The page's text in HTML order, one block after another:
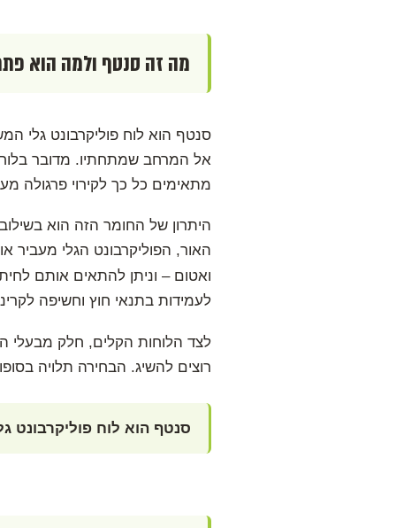
מה זה סנטף ולמה הוא
סנטף הוא לוח פוליקרבונט גלי
אל המרחב שמתחתיו. מדובר
מתאימים כל כך לקירוי פרגולה
היתרון של החומר הזה הוא
האור, הפוליקרבונט הגלי מעביר
ואטום – וניתן להתאים אותם
לעמידות בתנאי חוץ וחשיפה
לצד הלוחות הקלים, חלק מבעלי
רוצים להשיג. הבחירה תלויה
סנטף הוא לוח